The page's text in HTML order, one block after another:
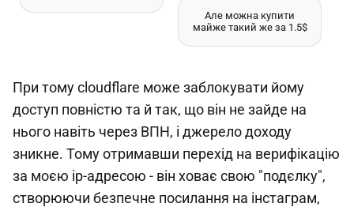
Але можна купити
майже такий же за 1.5$
При тому cloudflare може заблокувати йому
доступ повністю та й так, що він не зайде на
нього навіть через ВПН, і джерело доходу
зникне. Тому отримавши перехід на верифікацію
за моєю ір-адресою - він ховає свою "подєлку",
створюючи безпечне посилання на інстаграм,